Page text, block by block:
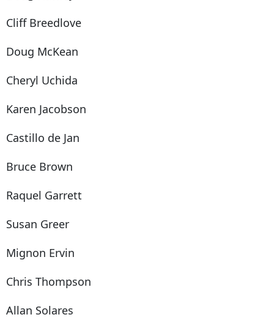
Cliff Breedlove
Doug McKean
Cheryl Uchida
Karen Jacobson
Castillo de Jan
Bruce Brown
Raquel Garrett
Susan Greer
Mignon Ervin
Chris Thompson
Allan Solares